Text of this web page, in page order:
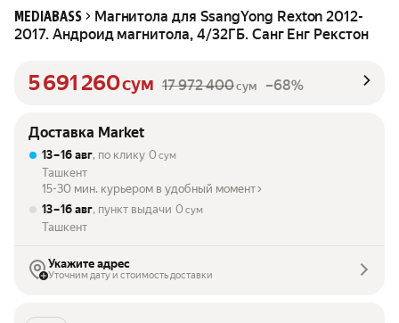
MEDIABASS
Магнитола для SsangYong Rexton 2012-
2017. Андроид магнитола, 4/32ГБ. Санг Енг Рекстон
5 691 260сум 17 972 400сум –68%
Доставка Market
13 – 16 авг, по клику 0 сум
Ташкент
15-30 мин. курьером в удобный момент
13 – 16 авг, пункт выдачи 0 сум
Ташкент
Укажите адрес
Уточним дату и стоимость доставки